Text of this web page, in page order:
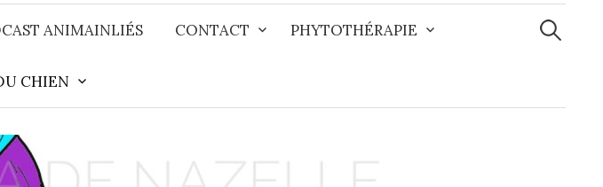
ANIMAINLIÉS CONTACT PHYTOTHÉRAPIE
CHIEN